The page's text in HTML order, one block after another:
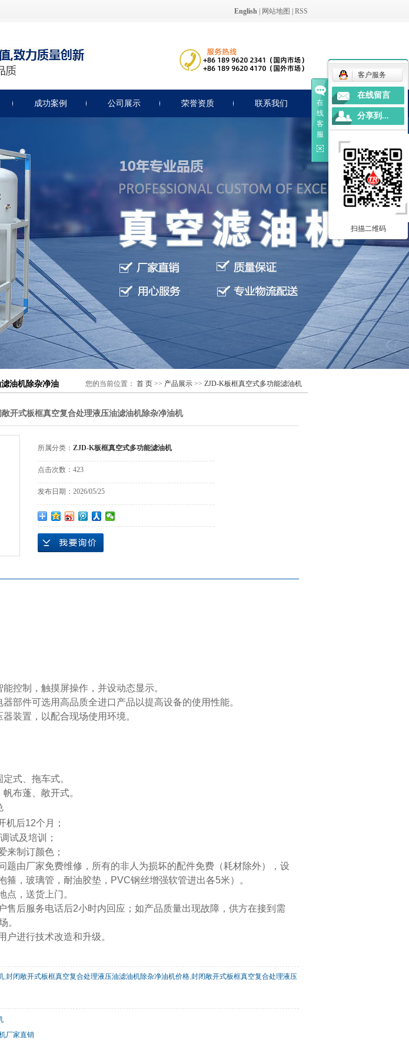
English 网站地图 RSS
成功案例 公司展示 荣誉资质 联系我们
油机除杂净油 您的当前位置： 首 页 >> 产品展示 >> ZJD-K板框真空式多功能滤油机
敞开式板框真空复合处理液压油滤油机除杂净油机
所属分类： ZJD-K板框真空式多功能滤油机
点击次数： 423
发布日期： 2026/05/25
控制，触摸屏操作，并设动态显示。
部件可选用高品质全进口产品以提高设备的使用性能。
装置，以配合现场使用环境。
式、拖车式。
布蓬、敞开式。
机后12个月；
试及培训；
来制订颜色；
题由厂家免费维修，所有的非人为损坏的配件免费（耗材除外），设
箍，玻璃管，耐油胶垫，PVC钢丝增强软管进出各5米）。
点，送货上门。
售后服务电话后2小时内回应；如产品质量出现故障，供方在接到需
。
户进行技术改造和升级。
,封闭敞开式板框真空复合处理液压油滤油机除杂净油机价格,封闭敞开式板框真空复合处理液压
厂家直销
在
线
客
服
客户服务
在线留言
分享到...
扫描二维码